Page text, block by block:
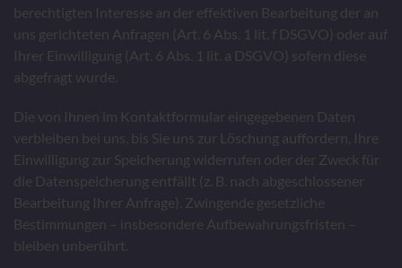
berechtigten Interesse an der effektiven Bearbeitung der an
uns gerichteten Anfragen (Art. 6 Abs. 1 lit. f DSGVO) oder auf
Ihrer Einwilligung (Art. 6 Abs. 1 lit. a DSGVO) sofern diese
abgefragt wurde.
Die von Ihnen im Kontaktformular eingegebenen Daten
verbleiben bei uns, bis Sie uns zur Löschung auffordern, Ihre
Einwilligung zur Speicherung widerrufen oder der Zweck für
die Datenspeicherung entfällt (z. B. nach abgeschlossener
Bearbeitung Ihrer Anfrage). Zwingende gesetzliche
Bestimmungen – insbesondere Aufbewahrungsfristen –
bleiben unberührt.